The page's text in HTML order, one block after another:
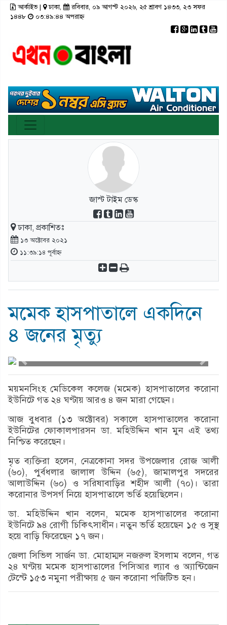
আর্কাইভ| ঢাকা,
রবিবার, ০৯ আগস্ট ২০২৬, ২৫ শ্রাবণ ১৪৩৩, ২৩ সফর
১৪৪৮
০৩:৪৯:৪৪ অপরাহ্ন
রাজনীতি
মতামত
স্বাস্থ্য
সাহিত্য
লাইফস্টাইল
টপ নিউজ
তথ্য-প্রযুক্তি
ঢাকা
বরিশাল
ময়মনসিংহ
রাজশাহী
রংপুর
সিলেট ভিডিও
ফটো গ্যালারী
জাস্ট টাইম ডেস্ক
ঢাকা, প্রকাশিতঃ
১৩ অক্টোবর ২০২১
১১:৩৯:১৪ পূর্বাহ্ন
মমেক হাসপাতালে একদিনে
৪ জনের মৃত্যু
ময়মনসিংহ মেডিকেল কলেজ (মমেক) হাসপাতালের করোনা
ইউনিটে গত ২৪ ঘণ্টায় আরও ৪ জন মারা গেছেন।
আজ বুধবার (১৩ অক্টোবর) সকালে হাসপাতালের করোনা
ইউনিটের ফোকালপারসন ডা. মহিউদ্দিন খান মুন এই তথ্য
নিশ্চিত করেছেন।
মৃত ব্যক্তিরা হলেন, নেত্রকোনা সদর উপজেলার রোজ আলী
(৬০), পুর্বধলার জালাল উদ্দিন (৬৫), জামালপুর সদরের
আলাউদ্দিন (৬০) ও সরিষাবাড়ির শহীদ আলী (৭০)। তারা
করোনার উপসর্গ নিয়ে হাসপাতালে ভর্তি হয়েছিলেন।
ডা. মহিউদ্দিন খান বলেন, মমেক হাসপাতালের করোনা
ইউনিটে ৯৪ রোগী চিকিৎসাধীন। নতুন ভর্তি হয়েছেন ১৫ ও সুস্থ
হয়ে বাড়ি ফিরেছেন ১৭ জন।
জেলা সিভিল সার্জন ডা. মোহাম্মদ নজরুল ইসলাম বলেন, গত
২৪ ঘণ্টায় মমেক হাসপাতালের পিসিআর ল্যাব ও অ্যান্টিজেন
টেস্টে ১৫৩ নমুনা পরীক্ষায় ৫ জন করোনা পজিটিভ হন।